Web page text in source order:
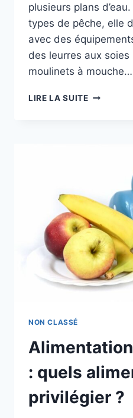
plusieurs plans
types de pêche, elle
avec des
des leurres aux
moulinets à
LIRE LA SUITEQUEL
PÊCHE
LA
MOUCHE
?
NON CLASSÉ
: quels
privilégier ?